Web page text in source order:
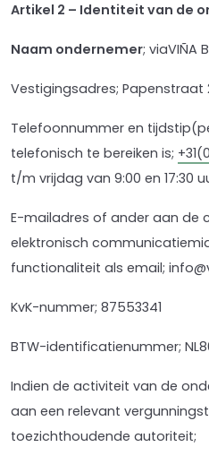
Artikel 2 – Identiteit van de
Naam ondernemer; viaVIÑA
Vestigingsadres; Papenstraat
Telefoonnummer en
telefonisch te bereiken is;
t/m vrijdag van 9:00 en 17:30
E-mailadres of ander aan de
elektronisch
functionaliteit als email;
KvK-nummer; 87553341
BTW-identificatienummer;
Indien de activiteit van de
aan een relevant
toezichthoudende autoriteit;